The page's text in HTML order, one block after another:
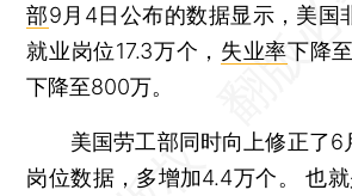
部9月4日公布的数据显示，美国
就业岗位17.3万个， 失业率下降
下降至800万。
美国劳工部同时向上修正了6
岗位数据，多增加4.4万个。 也